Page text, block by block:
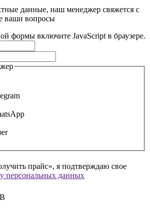
данные, наш менеджер свяжется с
ваши вопросы
формы включите JavaScript в браузере.
прайс», я подтверждаю свое
персональных данных